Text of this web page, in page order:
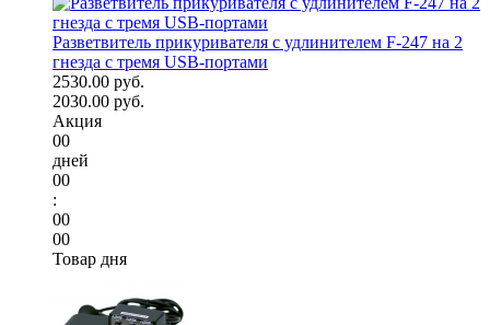
Разветвитель прикуривателя с удлинителем F-247 на 2
гнезда с тремя USB-портами
2530.00 руб.
2030.00 руб.
Акция
00
дней
00
:
00
00
Товар дня